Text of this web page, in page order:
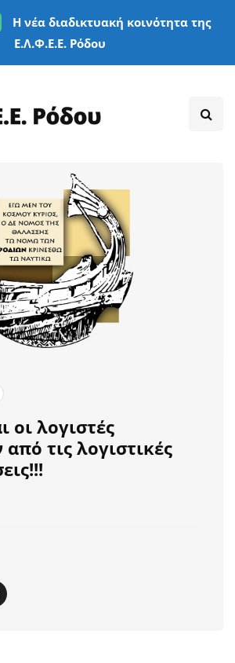
Η νέα διαδικτυακή κοινότητα της
Ε.Λ.Φ.Ε.Ε. Ρόδου
οι λογιστές
τις λογιστικές